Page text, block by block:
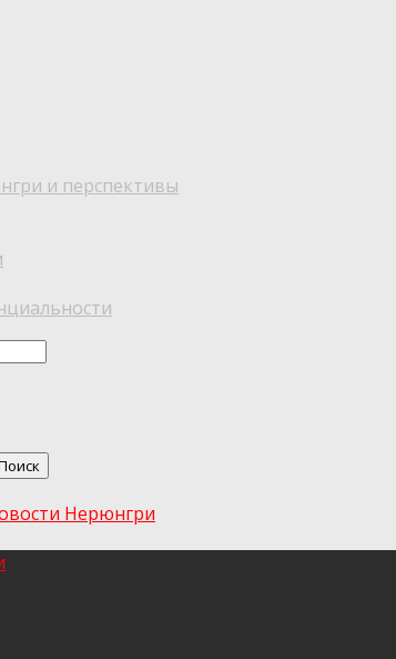
и перспективы
Нерюнгри